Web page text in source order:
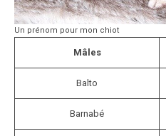
Un prénom pour mon chiot
Mâles
Balto
Barnabé